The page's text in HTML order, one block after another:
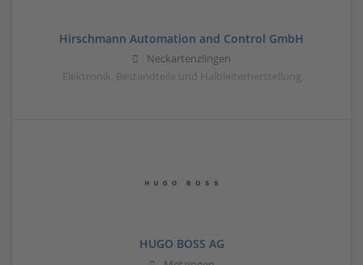
Hirschmann Automation and Control GmbH
Neckartenzlingen
Elektronik, Bestandteile und Halbleiterherstellung
HUGO BOSS AG